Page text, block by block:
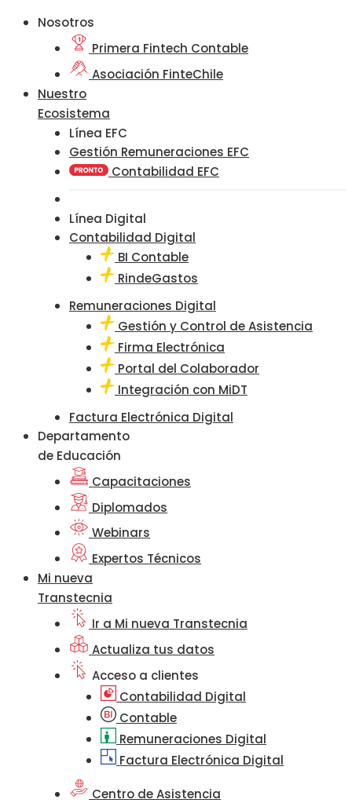
Nosotros
Primera Fintech Contable
Asociación FinteChile
Nuestro
Ecosistema
Línea EFC
Gestión Remuneraciones EFC
Contabilidad EFC
Línea Digital
Contabilidad Digital
BI Contable
RindeGastos
Remuneraciones Digital
Gestión y Control de Asistencia
Firma Electrónica
Portal del Colaborador
Integración con MiDT
Factura Electrónica Digital
Departamento
de Educación
Capacitaciones
Diplomados
Webinars
Expertos Técnicos
Mi nueva
Transtecnia
Ir a Mi nueva Transtecnia
Actualiza tus datos
Acceso a clientes
Contabilidad Digital
Contable
Remuneraciones Digital
Factura Electrónica Digital
Centro de Asistencia